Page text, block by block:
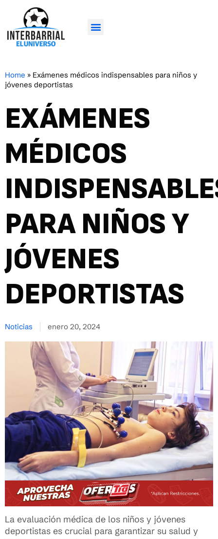
Home » Exámenes médicos indispensables para niños y
jóvenes deportistas
EXÁMENES
MÉDICOS
PARA NIÑOS Y
JÓVENES
DEPORTISTAS
Noticias enero 20, 2024
La evaluación médica de los niños y jóvenes
deportistas es crucial para garantizar su salud y